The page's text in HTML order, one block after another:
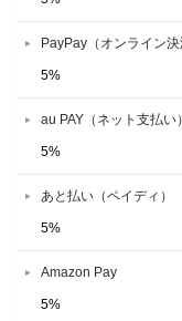
PayPay（オンライン決
5%
au PAY（ネット支払い）
5%
あと払い（ペイディ）
5%
Amazon Pay
5%